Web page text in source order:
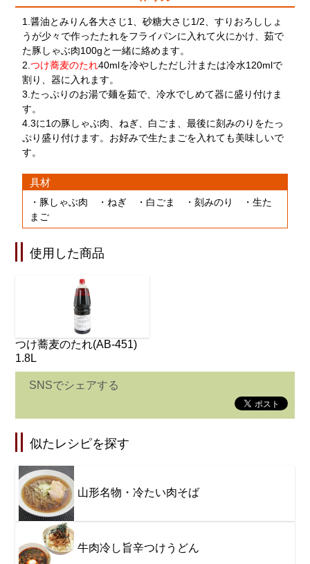
1.醤油とみりん各大さじ1、砂糖大さじ1/2、すりおろししょ
うが少々で作ったたれをフライパンに入れて火にかけ、茹で
た豚しゃぶ肉100gと一緒に絡めます。
2.つけ蕎麦のたれ40mlを冷やしただし汁または冷水120mlで
割り、器に入れます。
3.たっぷりのお湯で麺を茹で、冷水でしめて器に盛り付けま
す。
4.3に1の豚しゃぶ肉、ねぎ、白ごま、最後に刻みのりをたっ
ぷり盛り付けます。お好みで生たまごを入れても美味しいで
す。
具材
・豚しゃぶ肉 ・ねぎ ・白ごま ・刻みのり ・生た
まご
使用した商品
つけ蕎麦のたれ(AB-451)
1.8L
SNSでシェアする
似たレシピを探す
山形名物・冷たい肉そば
牛肉冷し旨辛つけうどん